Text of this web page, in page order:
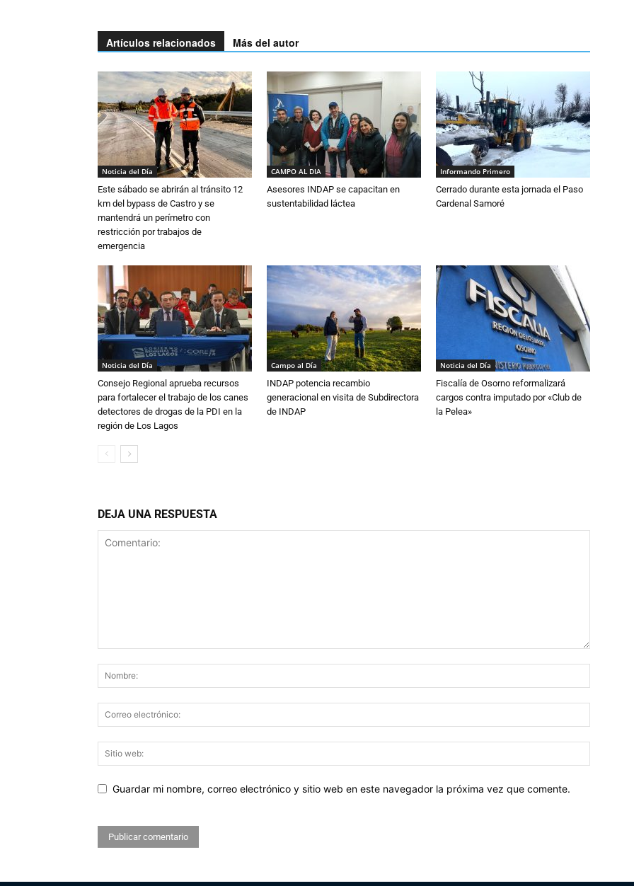
Artículos relacionados Más del autor
Noticia del Día
Este sábado se abrirán al tránsito 12
km del bypass de Castro y se
mantendrá un perímetro con
restricción por trabajos de
emergencia
CAMPO AL DIA
Asesores INDAP se capacitan en
sustentabilidad láctea
Informando Primero
Cerrado durante esta jornada el Paso
Cardenal Samoré
Noticia del Día
Consejo Regional aprueba recursos
para fortalecer el trabajo de los canes
detectores de drogas de la PDI en la
región de Los Lagos
Campo al Día
INDAP potencia recambio
generacional en visita de Subdirectora
de INDAP
Noticia del Día
Fiscalía de Osorno reformalizará
cargos contra imputado por «Club de
la Pelea»
DEJA UNA RESPUESTA
Guardar mi nombre, correo electrónico y sitio web en este navegador la próxima vez que comente.